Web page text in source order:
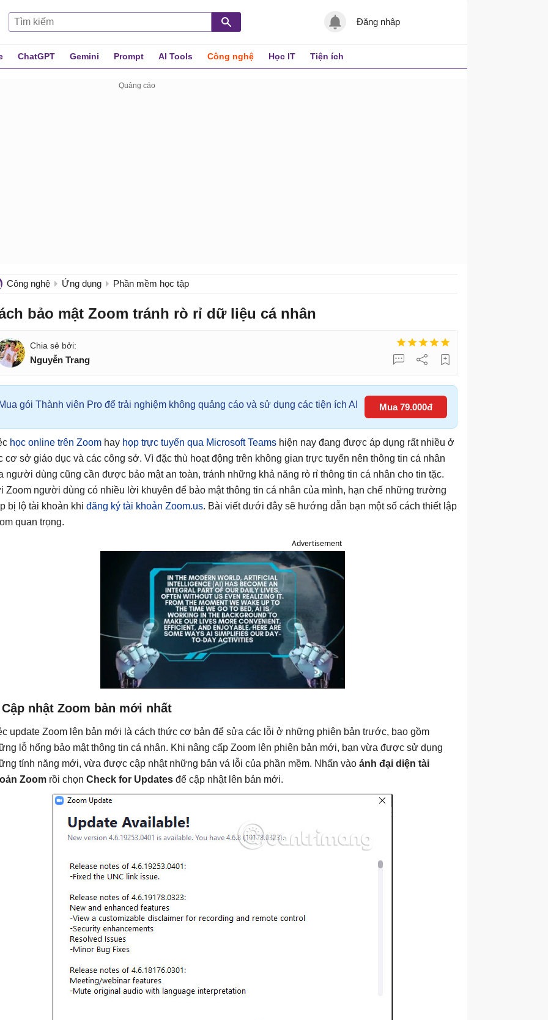
Đăng nhập
ChatGPT Gemini Prompt AI Tools Công nghệ Học IT Tiện ích
Công nghệ Ứng dụng Phần mềm học tập
bảo mật Zoom tránh rò rỉ dữ liệu cá nhân
Nguyễn Trang
gói Thành viên Pro để trải nghiệm không quảng cáo và sử dụng các tiện ích AI Mua 79.000đ
học online trên Zoom hay họp trực tuyến qua Microsoft Teams hiện nay đang được áp dụng rất nhiều ở
cơ sở giáo dục và các công sở. Vì đặc thù hoạt động trên không gian trực tuyến nên thông tin cá nhân
người dùng cũng cần được bảo mật an toàn, tránh những khả năng rò rỉ thông tin cá nhân cho tin tặc.
Zoom người dùng có nhiều lời khuyên để bảo mật thông tin cá nhân của mình, hạn chế những trường
bị lộ tài khoản khi đăng ký tài khoản Zoom.us. Bài viết dưới đây sẽ hướng dẫn bạn một số cách thiết lập
quan trọng.
Advertisement
nhật Zoom bản mới nhất
update Zoom lên bản mới là cách thức cơ bản để sửa các lỗi ở những phiên bản trước, bao gồm
lỗ hổng bảo mật thông tin cá nhân. Khi nâng cấp Zoom lên phiên bản mới, bạn vừa được sử dụng
tính năng mới, vừa được cập nhật những bản vá lỗi của phần mềm. Nhấn vào ảnh đại diện tài
Zoom rồi chọn Check for Updates để cập nhật lên bản mới.